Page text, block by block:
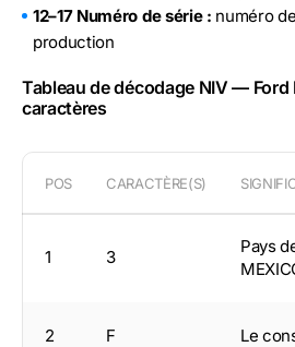
12–17 Numéro de série : numéro
production
Tableau de décodage NIV — Ford
caractères
POS CARACTÈRE(S)
1 3
Pays
2 F Le